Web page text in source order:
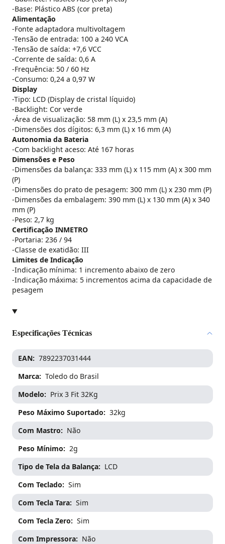
Imagem ampliada do produto
-Base: Plástico ABS (cor preta)
Alimentação
-Fonte adaptadora multivoltagem
-Tensão de entrada: 100 a 240 VCA
-Tensão de saída: +7,6 VCC
-Corrente de saída: 0,6 A
-Frequência: 50 / 60 Hz
-Consumo: 0,24 a 0,97 W
Display
-Tipo: LCD (Display de cristal líquido)
-Backlight: Cor verde
-Área de visualização: 58 mm (L) x 23,5 mm (A)
-Dimensões dos dígitos: 6,3 mm (L) x 16 mm (A)
Autonomia da Bateria
-Com backlight aceso: Até 167 horas
Dimensões e Peso
-Dimensões da balança: 333 mm (L) x 115 mm (A) x 300 mm
(P)
-Dimensões do prato de pesagem: 300 mm (L) x 230 mm (P)
-Dimensões da embalagem: 390 mm (L) x 130 mm (A) x 340
mm (P)
-Peso: 2,7 kg
Certificação INMETRO
-Portaria: 236 / 94
-Classe de exatidão: III
Limites de Indicação
-Indicação mínima: 1 incremento abaixo de zero
-Indicação máxima: 5 incrementos acima da capacidade de
pesagem
Especificações Técnicas
EAN
7892237031444
Marca
Toledo do Brasil
Modelo
Prix 3 Fit 32Kg
Peso Máximo Suportado
32kg
Com Mastro
Não
Peso Mínimo
2g
Tipo de Tela da Balança
LCD
Com Teclado
Sim
Com Tecla Tara
Sim
Com Tecla Zero
Sim
Com Impressora
Não